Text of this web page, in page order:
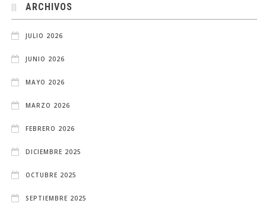
ARCHIVOS
JULIO 2026
JUNIO 2026
MAYO 2026
MARZO 2026
FEBRERO 2026
DICIEMBRE 2025
OCTUBRE 2025
SEPTIEMBRE 2025